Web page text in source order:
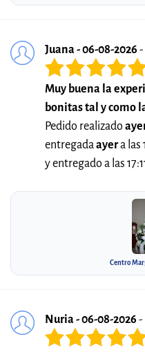
Juana - 06-08-2026 -
Muy buena la
bonitas tal y como
Pedido realizado
entregadaayera las
y entregado a las
Centro
Nuria - 06-08-2026 -